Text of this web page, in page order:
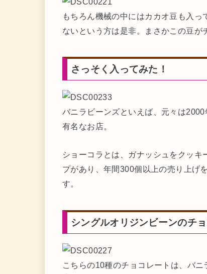
もちろん機械の中にはカカオ豆も入
ないという方は是非。まさかこの豆が
さっそく入ってみた！
バニラビーンズといえば、元々は
有名なお店。
ショーコラとは、ガナッシュをクッ
プがあり、年間300個以上の売り上げ
す。
シングルオリジンビーンのチ
こちらの10種のチョコレートは、バ